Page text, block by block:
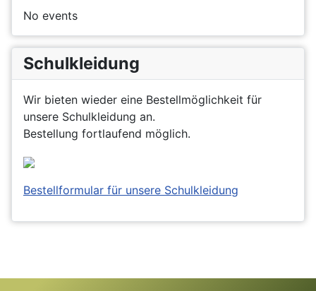
No events
Schulkleidung
Wir bieten wieder eine Bestellmöglichkeit für
unsere Schulkleidung an.
Bestellung fortlaufend möglich.
Bestellformular für unsere Schulkleidung